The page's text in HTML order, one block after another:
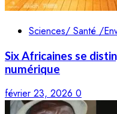
Sciences/ Santé /
Six Africaines se
numérique
février 23, 2026 0